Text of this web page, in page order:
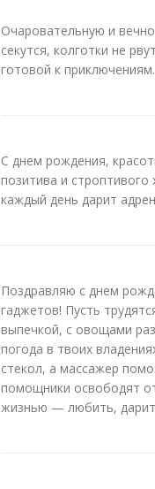
Очаровательную и
секутся, колготки не
готовой к
С днем рождения,
позитива и
каждый день дарит
Поздравляю с днем
гаджетов! Пусть
выпечкой, с овощами
погода в твоих
стекол, а массажер
помощники освободят
жизнью — любить,